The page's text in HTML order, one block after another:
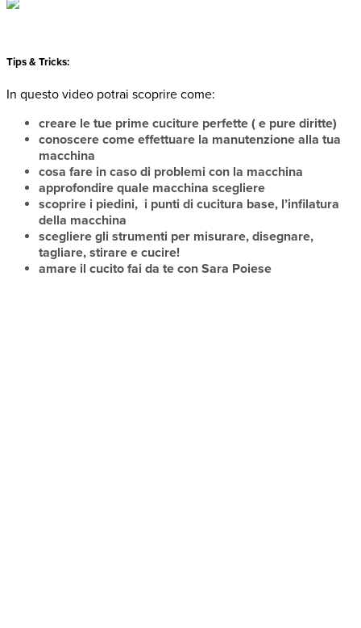
Tips & Tricks:
In questo video potrai scoprire come:
creare le tue prime cuciture perfette ( e pure diritte)
conoscere come effettuare la manutenzione alla tua
macchina
cosa fare in caso di problemi con la macchina
approfondire quale macchina scegliere
scoprire i piedini, i punti di cucitura base, l’infilatura
della macchina
scegliere gli strumenti per misurare, disegnare,
tagliare, stirare e cucire!
amare il cucito fai da te con Sara Poiese